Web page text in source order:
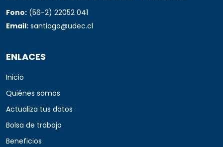
Fono: (56-2) 22052 041
Email: santiago@udec.cl
ENLACES
Inicio
Quiénes somos
Actualiza tus datos
Bolsa de trabajo
Beneficios